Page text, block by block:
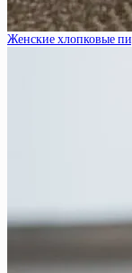
Женские хлопковые